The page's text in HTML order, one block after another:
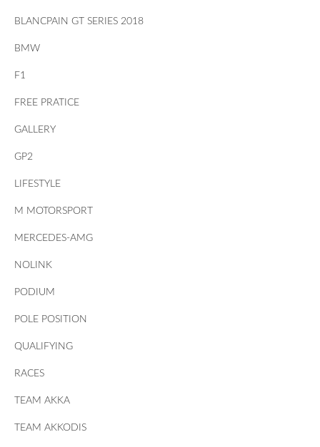
BLANCPAIN GT SERIES 2018
BMW
F1
FREE PRATICE
GALLERY
GP2
LIFESTYLE
M MOTORSPORT
MERCEDES-AMG
NOLINK
PODIUM
POLE POSITION
QUALIFYING
RACES
TEAM AKKA
TEAM AKKODIS